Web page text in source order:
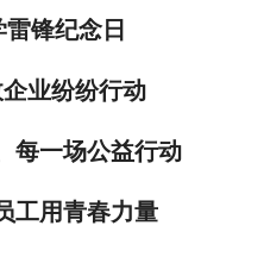
锋纪念日
业纷纷行动
每一场公益行动
工用青春力量